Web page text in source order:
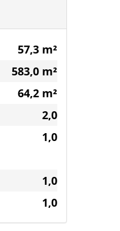
57,3 m²
583,0 m²
64,2 m²
2,0
1,0
1,0
1,0